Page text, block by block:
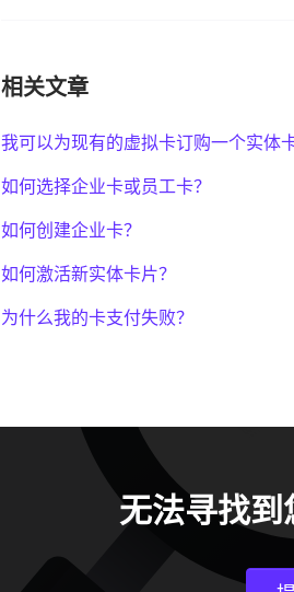
相关文章
我可以为现有的虚拟卡订购一个实体
如何选择企业卡或员工卡？
如何创建企业卡？
如何激活新实体卡片？
为什么我的卡支付失败？
无法寻找